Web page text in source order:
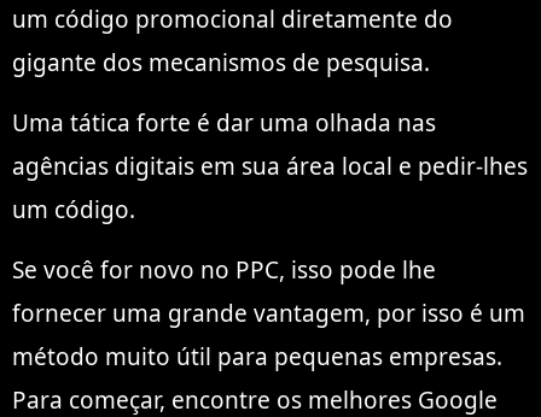
um código promocional diretamente do
gigante dos mecanismos de pesquisa.
Uma tática forte é dar uma olhada nas
agências digitais em sua área local e pedir-lhes
um código.
Se você for novo no PPC, isso pode lhe
fornecer uma grande vantagem, por isso é um
método muito útil para pequenas empresas.
Para começar, encontre os melhores Google